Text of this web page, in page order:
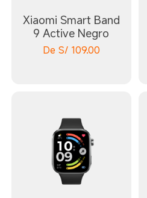
Xiaomi Smart Band
9 Active Negro
De S/ 109.00